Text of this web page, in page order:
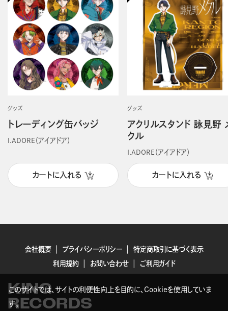
グッズ
トレーディング缶バッジ
I.ADORE（アイアドア）
カートに入れる
グッズ
アクリルスタンド 詠見野
クル
I.ADORE（アイアドア）
カートに入れる
会社概要 プライバシーポリシー
特定商取引に基づく表示
利用規約
お問い合わせ ご利用ガイド
KING
RECORDS
このサイトでは、サイトの利便性向上を目的に、Cookieを使用していま
す。